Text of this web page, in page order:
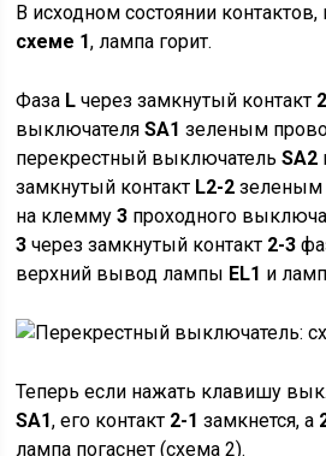
В исходном состоянии
схеме 1, лампа горит.
Фаза L через замкнутый контакт
выключателяSA1 зеленым
перекрестный выключательSA2
замкнутый контакт L2-2 зеленым
на клемму3 проходного
3 через замкнутый контакт 2-3
верхний вывод лампы EL1 и
Теперь если нажать клавишу
SA1, его контакт 2-1 замкнется, а
лампа погаснет (схема 2).